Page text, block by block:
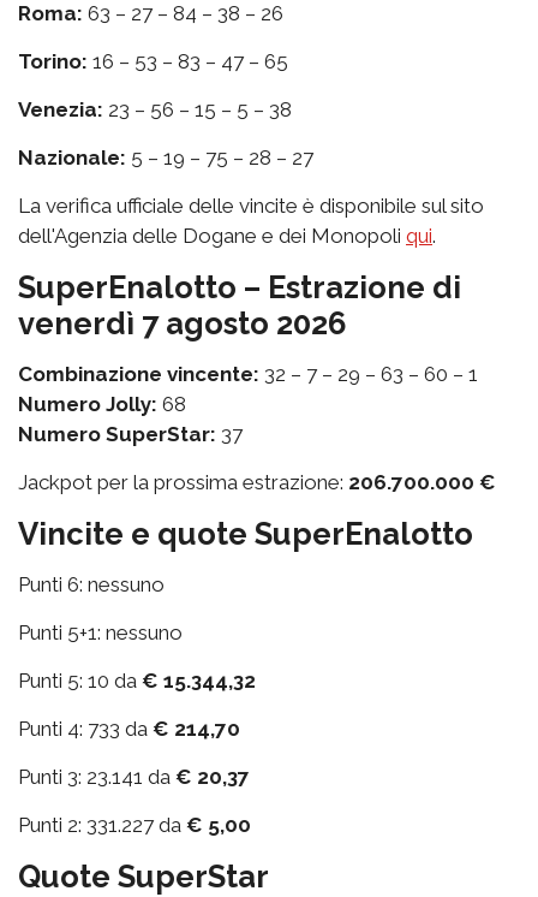
Roma: 63 – 27 – 84 – 38 – 26
Torino: 16 – 53 – 83 – 47 – 65
Venezia: 23 – 56 – 15 – 5 – 38
Nazionale: 5 – 19 – 75 – 28 – 27
La verifica ufficiale delle vincite è disponibile sul sito
dell'Agenzia delle Dogane e dei Monopoli qui.
SuperEnalotto – Estrazione di
venerdì 7 agosto 2026
Combinazione vincente: 32 – 7 – 29 – 63 – 60 – 1
Numero Jolly: 68
Numero SuperStar: 37
Jackpot per la prossima estrazione: 206.700.000 €
Vincite e quote SuperEnalotto
Punti 6: nessuno
Punti 5+1: nessuno
Punti 5: 10 da € 15.344,32
Punti 4: 733 da € 214,70
Punti 3: 23.141 da € 20,37
Punti 2: 331.227 da € 5,00
Quote SuperStar